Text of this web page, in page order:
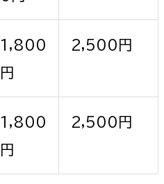
病院管理局：経営管理課
1,800
円
2,500円
1,800
円
2,500円